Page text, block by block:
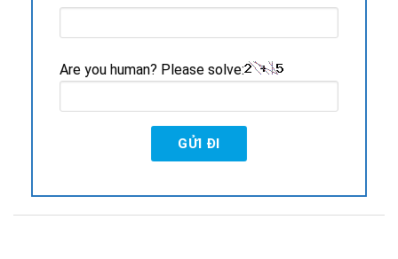
Are you human? Please solve: